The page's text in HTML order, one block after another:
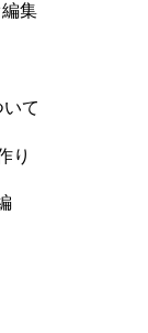
集
て
り